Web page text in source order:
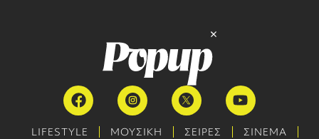
LIFESTYLE ΜΟΥΣΙΚΗ ΣΕΙΡΕΣ ΣΙΝΕΜΑ